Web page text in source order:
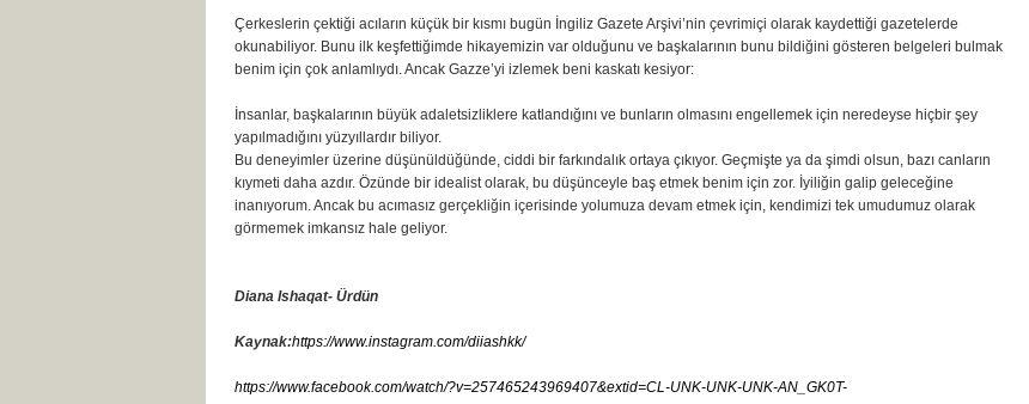
Çerkeslerin çektiği acıların küçük bir kısmı bugün İngiliz Gazete Arşivi’nin çevrimiçi olarak kaydettiği gazetelerde
okunabiliyor. Bunu ilk keşfettiğimde hikayemizin var olduğunu ve başkalarının bunu bildiğini gösteren belgeleri bulmak
benim için çok anlamlıydı. Ancak Gazze’yi izlemek beni kaskatı kesiyor:
İnsanlar, başkalarının büyük adaletsizliklere katlandığını ve bunların olmasını engellemek için neredeyse hiçbir şey
yapılmadığını yüzyıllardır biliyor.
Bu deneyimler üzerine düşünüldüğünde, ciddi bir farkındalık ortaya çıkıyor. Geçmişte ya da şimdi olsun, bazı canların
kıymeti daha azdır. Özünde bir idealist olarak, bu düşünceyle baş etmek benim için zor. İyiliğin galip geleceğine
inanıyorum. Ancak bu acımasız gerçekliğin içerisinde yolumuza devam etmek için, kendimizi tek umudumuz olarak
görmemek imkansız hale geliyor.
Diana Ishaqat- Ürdün
Kaynak:https://www.instagram.com/diiashkk/
https://www.facebook.com/watch/?v=257465243969407&extid=CL-UNK-UNK-UNK-AN_GK0T-